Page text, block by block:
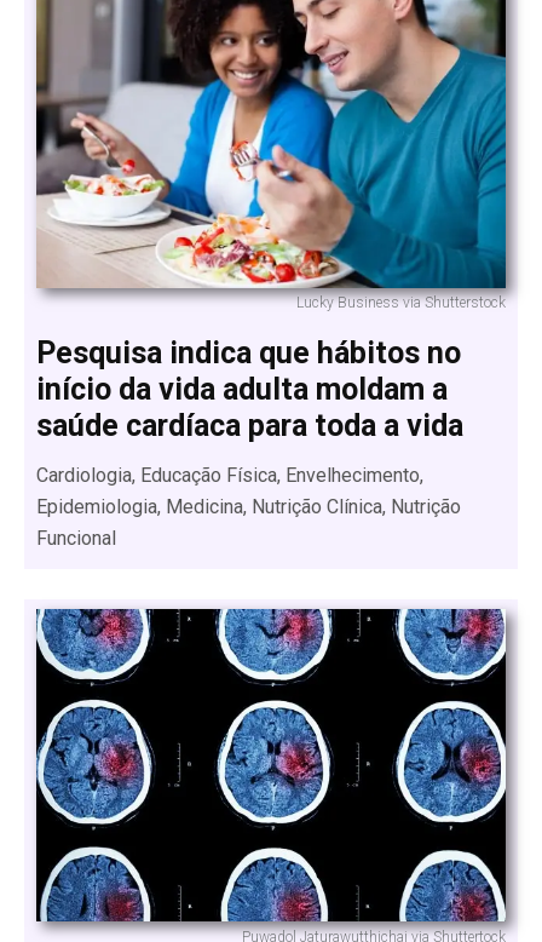
Lucky Business via Shutterstock
Pesquisa indica que hábitos no
início da vida adulta moldam a
saúde cardíaca para toda a vida
Cardiologia, Educação Física, Envelhecimento,
Epidemiologia, Medicina, Nutrição Clínica, Nutrição
Funcional
Puwadol Jaturawutthichai via Shuttertock